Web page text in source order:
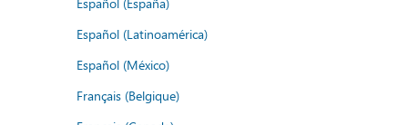
Español (Latinoamérica)
Español (México)
Français (Belgique)